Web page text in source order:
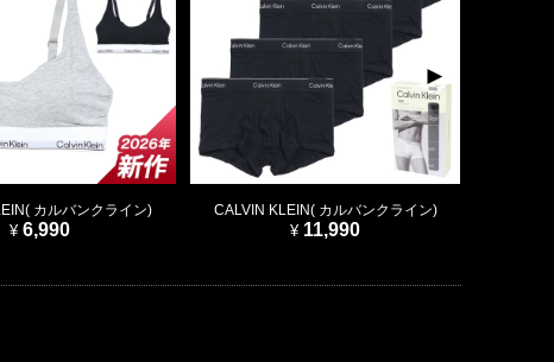
カルバンクライン)
6,990
CALVIN KLEIN( カルバンクライン)
11,990